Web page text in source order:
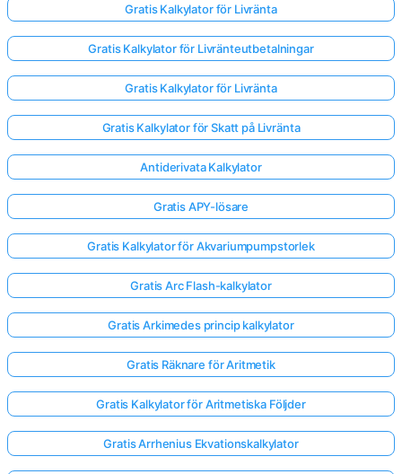
Gratis Kalkylator för Livränta
Gratis Kalkylator för Livränteutbetalningar
Gratis Kalkylator för Livränta
Gratis Kalkylator för Skatt på Livränta
Antiderivata Kalkylator
Gratis APY-lösare
Gratis Kalkylator för Akvariumpumpstorlek
Gratis Arc Flash-kalkylator
Gratis Arkimedes princip kalkylator
Gratis Räknare för Aritmetik
Gratis Kalkylator för Aritmetiska Följder
Gratis Arrhenius Ekvationskalkylator